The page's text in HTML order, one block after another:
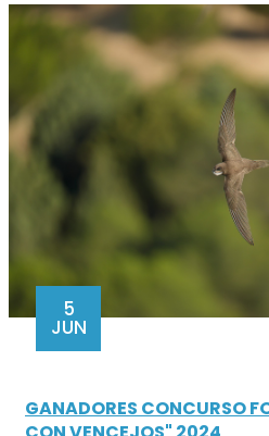
5
JUN
GANADORES CONCURSO